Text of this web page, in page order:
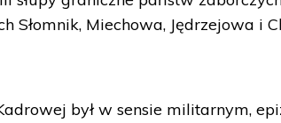
Słomnik, Miechowa, Jędrzejowa i
był w sensie militarnym,